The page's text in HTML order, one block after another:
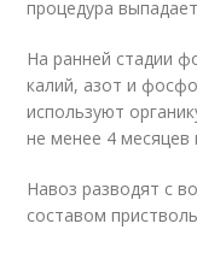
процедура
На ранней стадии
калий, азот и
используют
не менее 4 месяцев
Навоз разводят с
составом